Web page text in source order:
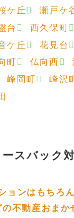
ケ丘 瀬戸ケ
台 西久保町
ケ丘 花見台
町 仏向西
峰岡町 峰沢町
ースバック
ョンはもちろ
不動産おまか